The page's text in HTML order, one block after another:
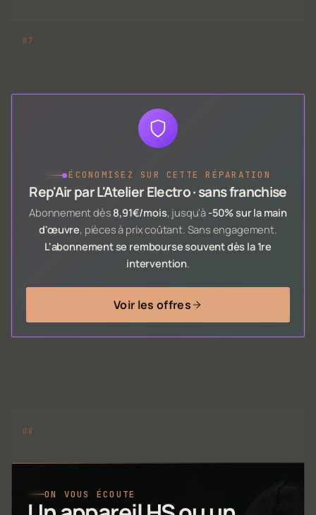
●ÉCONOMISEZ SUR CETTE RÉPARATION
Rep'Air par L'Atelier Electro · sans franchise
Abonnement dès 8,91€/mois, jusqu'à -50% sur la main
d'œuvre, pièces à prix coûtant. Sans engagement.
L'abonnement se rembourse souvent dès la 1re
intervention.
Voir les offres
ON VOUS ÉCOUTE